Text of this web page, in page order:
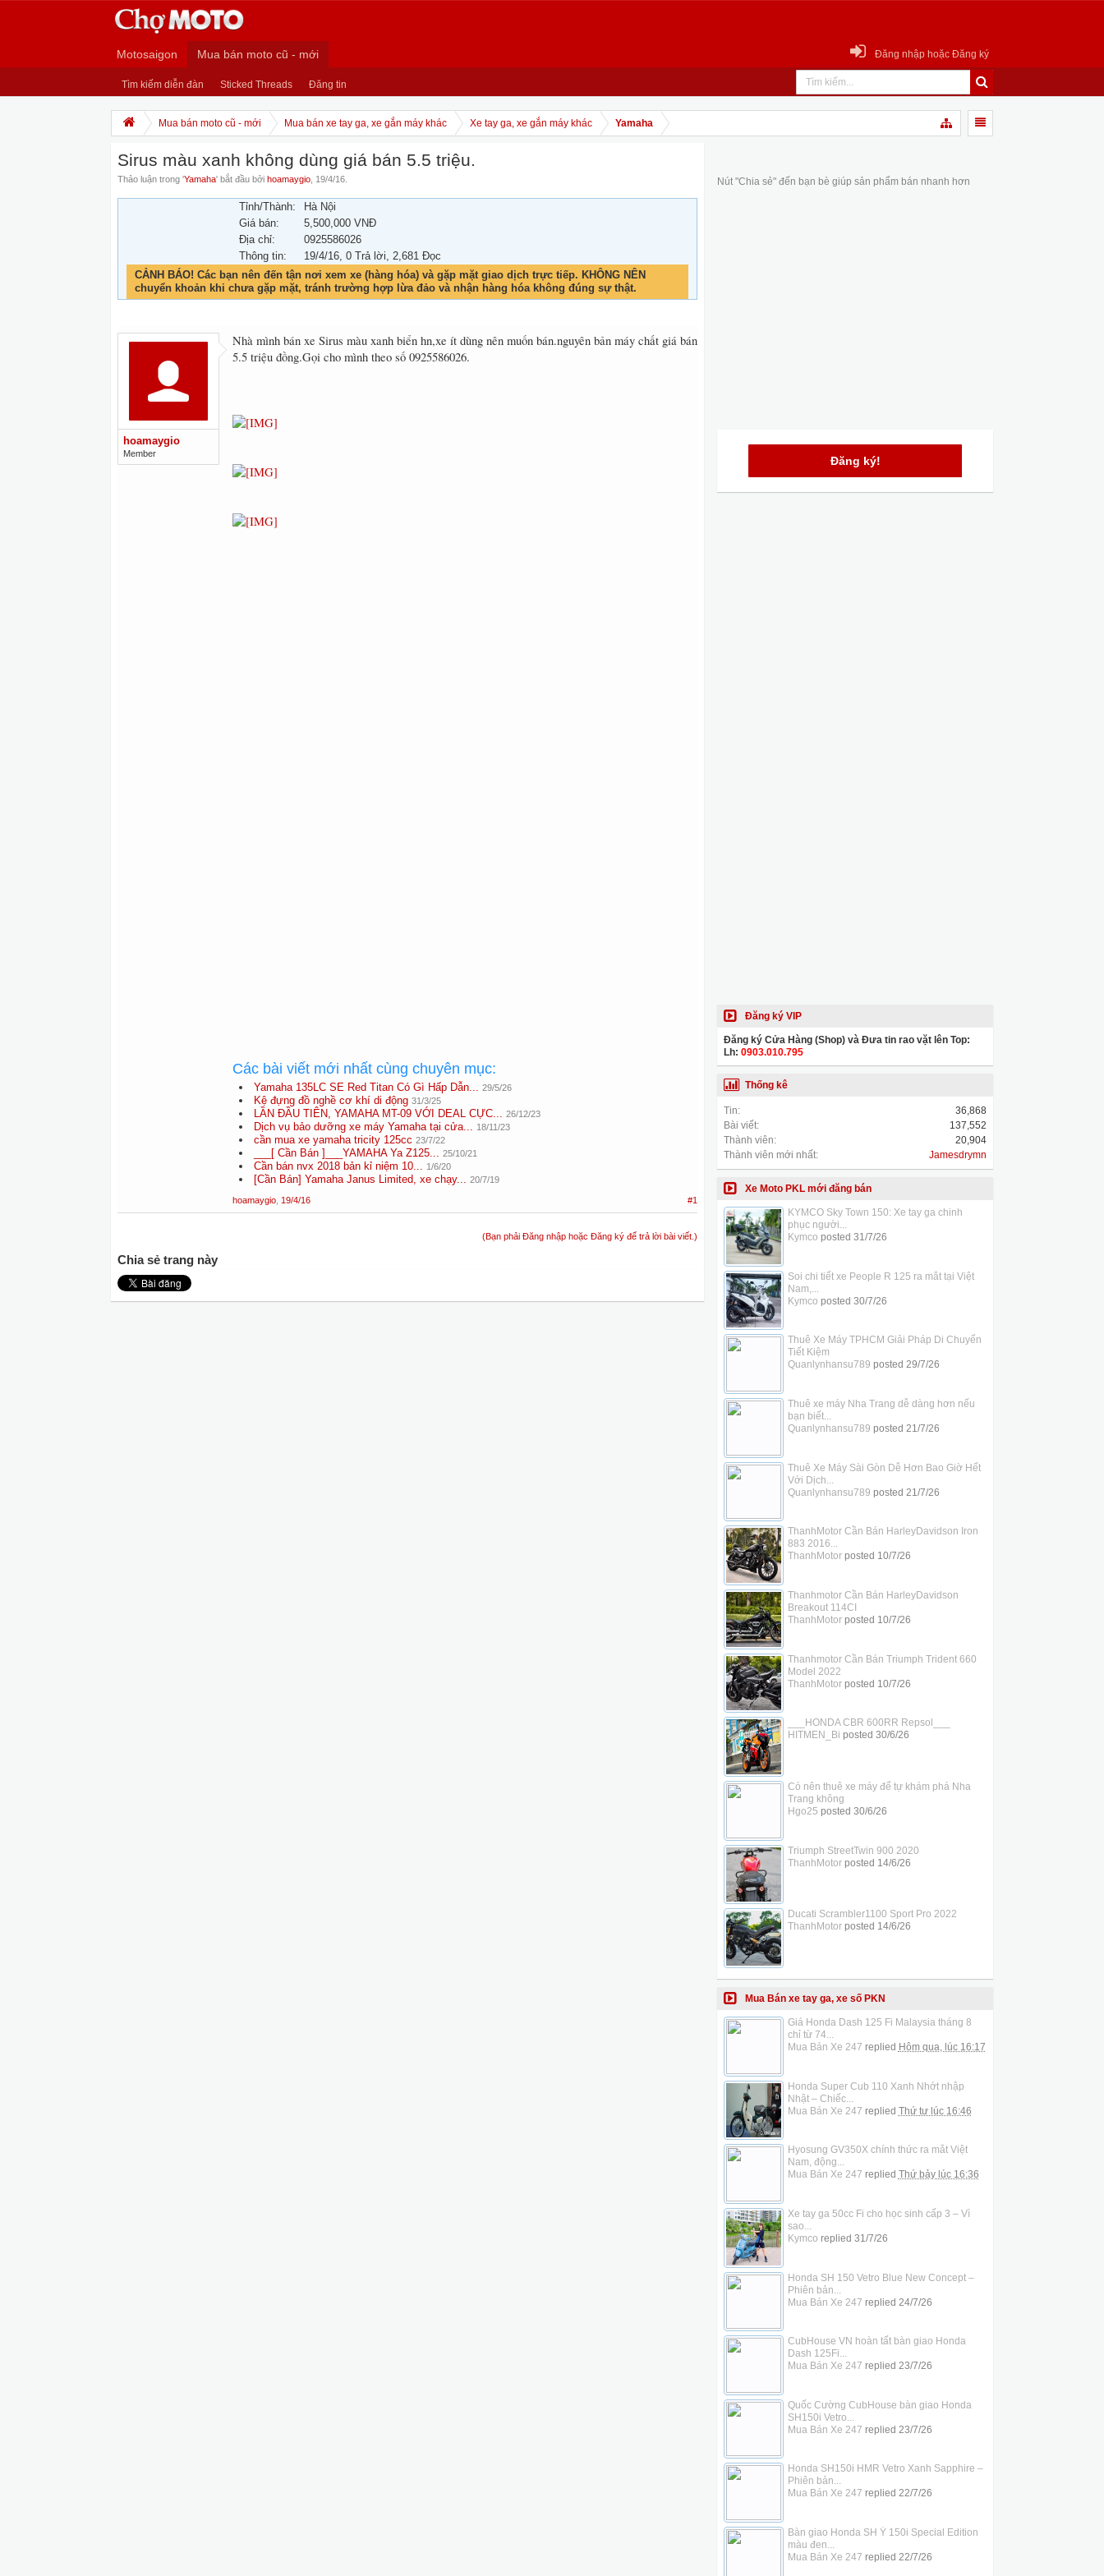
Motosaigon Mua bán moto cũ - mới
Tìm kiếm diễn đàn Sticked Threads Đăng tin
Đăng nhập hoặc Đăng ký
Mua bán moto cũ - mới Mua bán xe tay ga, xe gắn máy khác Xe tay ga, xe gắn máy khác Yamaha
Sirus màu xanh không dùng giá bán 5.5 triệu.
Thảo luận trong 'Yamaha' bắt đầu bởi hoamaygio 19/4/16
Tỉnh/Thành:
Hà Nội
Giá bán:
5,500,000 VNĐ
Địa chỉ:
0925586026
Thông tin:
19/4/16, 0 Trả lời, 2,681 Đọc
CẢNH BÁO! Các bạn nên đến tận nơi xem xe (hàng hóa) và gặp mặt giao dịch trực tiếp. KHÔNG NÊN
chuyển khoản khi chưa gặp mặt, tránh trường hợp lừa đảo và nhận hàng hóa không đúng sự thật.
hoamaygio
Member
Nhà mình bán xe Sirus màu xanh biển hn,xe ít dùng nên muốn bán.nguyên bản máy chất giá bán
5.5 triệu đồng.Gọi cho mình theo số 0925586026.
Các bài viết mới nhất cùng chuyên mục:
Yamaha 135LC SE Red Titan Có Gì Hấp Dẫn... 29/5/26
Kệ đựng đồ nghề cơ khí di động 31/3/25
LẦN ĐẦU TIÊN, YAMAHA MT-09 VỚI DEAL CỰC... 26/12/23
Dịch vụ bảo dưỡng xe máy Yamaha tại cửa... 18/11/23
cần mua xe yamaha tricity 125cc 23/7/22
___[ Cần Bán ]___YAMAHA Ya Z125... 25/10/21
Cần bán nvx 2018 bản kỉ niệm 10... 1/6/20
[Cần Bán] Yamaha Janus Limited, xe chạy... 20/7/19
hoamaygio 19/4/16 #1
(Bạn phải Đăng nhập hoặc Đăng ký để trả lời bài viết.)
Chia sẻ trang này
Nút "Chia sẻ" đến bạn bè giúp sản phẩm bán nhanh hơn
Đăng ký!
Đăng ký VIP
Đăng ký Cửa Hàng (Shop) và Đưa tin rao vặt lên Top:
Lh: 0903.010.795
Thống kê
Tin:
36,868
Bài viết:
137,552
Thành viên:
20,904
Thành viên mới nhất:
Jamesdrymn
Xe Moto PKL mới đăng bán
KYMCO Sky Town 150: Xe tay ga chinh
phục người...
Kymco posted 31/7/26
Soi chi tiết xe People R 125 ra mắt tại Việt
Nam,...
Kymco posted 30/7/26
Thuê Xe Máy TPHCM Giải Pháp Di Chuyển
Tiết Kiệm
Quanlynhansu789 posted 29/7/26
Thuê xe máy Nha Trang dễ dàng hơn nếu
bạn biết...
Quanlynhansu789 posted 21/7/26
Thuê Xe Máy Sài Gòn Dễ Hơn Bao Giờ Hết
Với Dịch...
Quanlynhansu789 posted 21/7/26
ThanhMotor Cần Bán HarleyDavidson Iron
883 2016...
ThanhMotorposted 10/7/26
Thanhmotor Cần Bán HarleyDavidson
Breakout 114CI
ThanhMotorposted 10/7/26
Thanhmotor Cần Bán Triumph Trident 660
Model 2022
ThanhMotorposted 10/7/26
___HONDA CBR 600RR Repsol___
HITMEN_Bi posted 30/6/26
Có nên thuê xe máy để tự khám phá Nha
Trang không
Hgo25 posted 30/6/26
Triumph StreetTwin 900 2020
ThanhMotorposted 14/6/26
Ducati Scrambler1100 Sport Pro 2022
ThanhMotorposted 14/6/26
Mua Bán xe tay ga, xe số PKN
Giá Honda Dash 125 Fi Malaysia tháng 8
chỉ từ 74...
Mua Bán Xe 247 replied Hôm qua, lúc 16:17
Honda Super Cub 110 Xanh Nhớt nhập
Nhật – Chiếc...
Mua Bán Xe 247 replied Thứ tư lúc 16:46
Hyosung GV350X chính thức ra mắt Việt
Nam, động...
Mua Bán Xe 247 replied Thứ bảy lúc 16:36
Xe tay ga 50cc Fi cho học sinh cấp 3 – Vì
sao...
Kymco replied 31/7/26
Honda SH 150 Vetro Blue New Concept –
Phiên bản...
Mua Bán Xe 247 replied 24/7/26
CubHouse VN hoàn tất bàn giao Honda
Dash 125Fi...
Mua Bán Xe 247 replied 23/7/26
Quốc Cường CubHouse bàn giao Honda
SH150i Vetro...
Mua Bán Xe 247 replied 23/7/26
Honda SH150i HMR Vetro Xanh Sapphire –
Phiên bản...
Mua Bán Xe 247 replied 22/7/26
Bàn giao Honda SH Ý 150i Special Edition
màu đen...
Mua Bán Xe 247 replied 22/7/26